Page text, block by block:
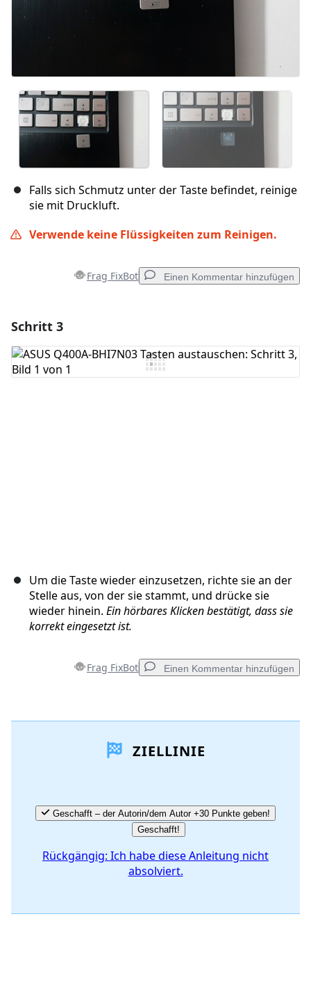
Falls sich Schmutz unter der Taste befindet, reinige
sie mit Druckluft.
Verwende keine Flüssigkeiten zum Reinigen.
Frag FixBot Einen Kommentar hinzufügen
Kommentar hinzufügen
Schritt 3
Um die Taste wieder einzusetzen, richte sie an der
Stelle aus, von der sie stammt, und drücke sie
wieder hinein. Ein hörbares Klicken bestätigt, dass sie
korrekt eingesetzt ist.
Frag FixBot Einen Kommentar hinzufügen
Kommentar hinzufügen
Abbrechen Kommentieren
ZIELLINIE
Geschafft – der Autorin/dem Autor +30 Punkte geben!
Geschafft!
Rückgängig: Ich habe diese Anleitung nicht
absolviert.